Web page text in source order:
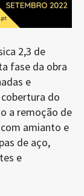
2,3 de
fase da obra
e
do
a remoção de
amianto e
de aço,
e